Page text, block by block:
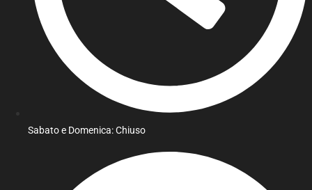
Sabato e Domenica: Chiuso